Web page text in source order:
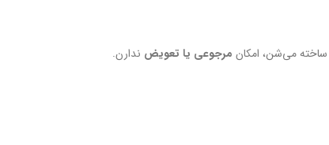
ساخته می‌شن، امکان مرجوعی یا تعویض ندارن.